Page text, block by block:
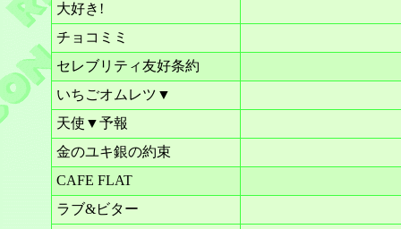
大好き!
チョコミミ
セレブリティ友好条約
いちごオムレツ▼
天使▼予報
金のユキ銀の約束
CAFE FLAT
ラブ&ビター